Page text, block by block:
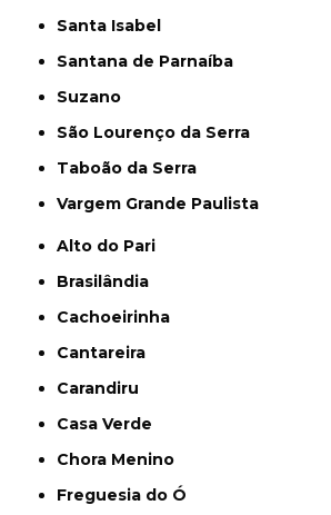
Santa Isabel
Santana de Parnaíba
Suzano
São Lourenço da Serra
Taboão da Serra
Vargem Grande Paulista
Alto do Pari
Brasilândia
Cachoeirinha
Cantareira
Carandiru
Casa Verde
Chora Menino
Freguesia do Ó